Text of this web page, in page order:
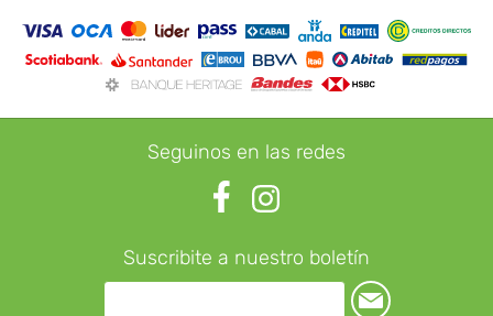
Seguinos en las redes
Suscribite a nuestro boletín